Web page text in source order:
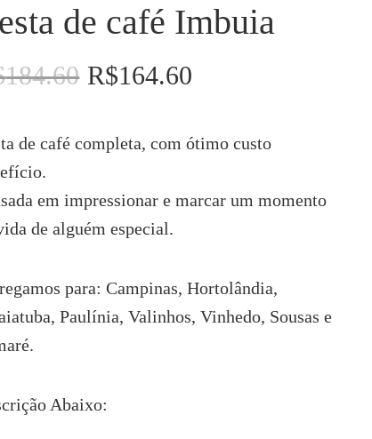
de café Imbuia
184.60 O
era:
R$164.60
é:
de café completa, com ótimo custo
em impressionar e marcar um momento
de alguém especial.
para: Campinas, Hortolândia,
Paulínia, Valinhos, Vinhedo, Sousas e
Abaixo: